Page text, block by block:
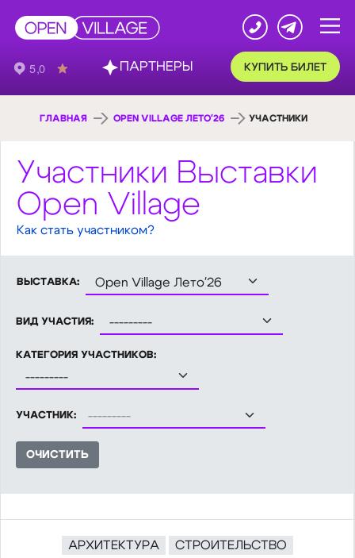
КУПИТЬ БИЛЕТ
ГЛАВНАЯ OPEN VILLAGE ЛЕТО'26 УЧАСТНИКИ
Участники Выставки
Open Village
Как стать участником?
ВЫСТАВКА:
ВИД УЧАСТИЯ:
КАТЕГОРИЯ УЧАСТНИКОВ:
УЧАСТНИК: ---------
ОЧИСТИТЬ
АРХИТЕКТУРА СТРОИТЕЛЬСТВО